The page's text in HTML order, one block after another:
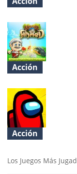
Acción
Acción
Los Juegos Más